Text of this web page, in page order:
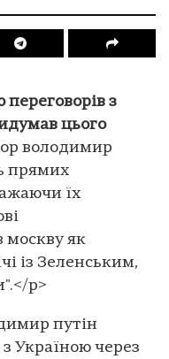
переговорів з
цього
володимир
прямих
їх
москву як
із Зеленським,
p>
путін
Україною через